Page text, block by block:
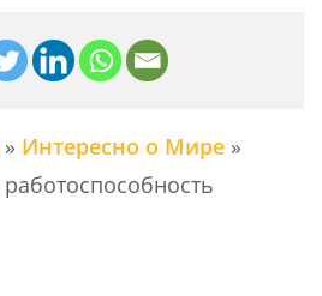
» Интересно о Мире »